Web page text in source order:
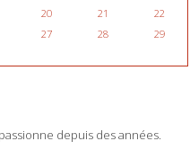
20 21
22
27 28
29
depuis des années.